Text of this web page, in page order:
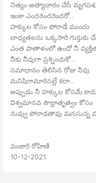
నిత్యం అత్యాచారం చేసే
ఇంకా ఎందరెందరెందరో..
హక్కుల కోసం పోరాడే ముందు
బాధ్యతలను ఒక్కసారి గుర్తుకు
ఎంత పాతాళంలో ఉందో నీ
నీకు నీవుగా ప్రశ్నించుకో..
సమాధానం తెలిసిన రోజు నీవు
మనిషిగామారినట్లే కదా..
అప్పుడు నీ హక్కుల కోసమే
విశ్వమానవ సౌభ్రాతృత్వం కోసం
నువ్వు పోరాడతావు మనసున్న
వంజారి రోహిణి
10-12-2021.